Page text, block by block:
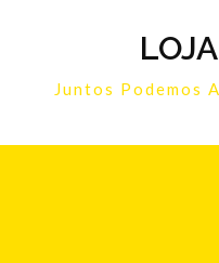
Juntos Podemos